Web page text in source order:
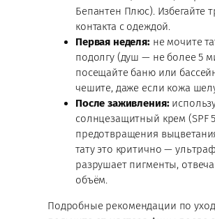
Бепантен Плюс). Избегайте
контакта с одеждой.
Первая неделя:не мочите
подолгу (душ — не более 5
посещайте баню или
чешите, даже если кожа
После заживления:
солнцезащитный крем (SPF
предотвращения
тату это критично —
разрушает пигменты,
объём.
Подробные рекомендации по